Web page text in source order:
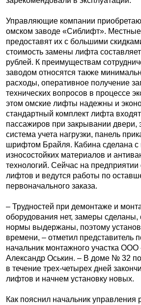
Управляющие компании
омском заводе «Сиблифт». Местные
предоставят их с большими
стоимость замены лифта
рублей. К преимуществам
заводом относятся также
расходы, оперативное получение
технических вопросов в процессе
этом омские лифты надежны и
стандартный комплект лифта
пассажиров при закрывании двери,
система учета нагрузки, панель
шрифтом Брайля. Кабина сделана с
износостойких материалов и
технологий. Сейчас на
лифтов и ведутся работы по
первоначального заказа.
– Трудностей при демонтаже и
оборудования нет, замеры сделаны,
нормы выдержаны, поэтому
времени, – отметил представитель
начальник монтажного участка
Александр Оськин. – В доме № 32 по
в течение трех-четырех дней
лифтов и начнем установку новых.
Как пояснил начальник